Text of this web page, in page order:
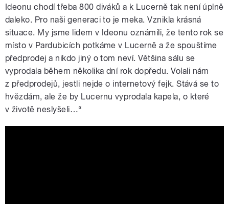
Ideonu chodí třeba 800 diváků a k Lucerně tak není úplně
daleko. Pro naši generaci to je meka. Vznikla krásná
situace. My jsme lidem v Ideonu oznámili, že tento rok se
místo v Pardubicích potkáme v Lucerně a že spouštíme
předprodej a nikdo jiný o tom neví. Většina sálu se
vyprodala během několika dní rok dopředu. Volali nám
z předprodejů, jestli nejde o internetový fejk. Stává se to
hvězdám, ale že by Lucernu vyprodala kapela, o které
v životě neslyšeli…“